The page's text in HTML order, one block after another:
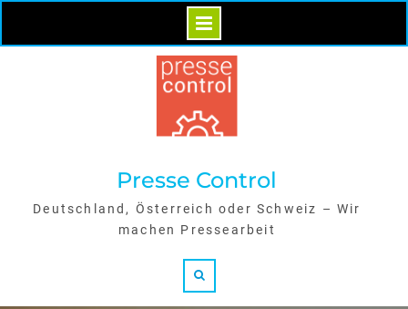
Skip
Presse Control
Deutschland, Österreich oder Schweiz – Wir
machen Pressearbeit